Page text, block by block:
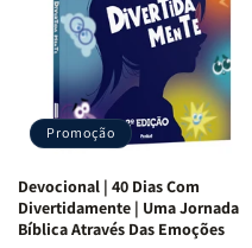
S.
Alves
S.
Alves
Promoção
Devocional | 40 Dias Com
Divertidamente | Uma Jornada
Bíblica Através Das Emoções